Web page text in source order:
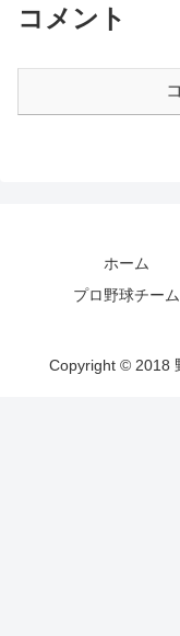
コメント
ホーム
プロ野球チーム
Copyright © 2018